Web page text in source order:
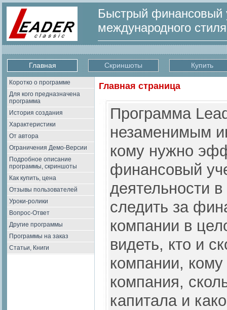
Быстрый финансовый
международного
Главная Скриншоты Купить
Коротко о программе
Для кого предназначена
программа
История создания
Характеристики
От автора
Ограничения Демо-Версии
Подробное описание
программы, скриншоты
Как купить, цена
Отзывы пользователей
Уроки-ролики
Вопрос-Ответ
Другие программы
Программы на заказ
Статьи, Книги
Главная страница
Программа
незаменимым
кому нужно
финансовый
деятельности
следить за
компании в
видеть, кто и
компании,
компания,
капитала и